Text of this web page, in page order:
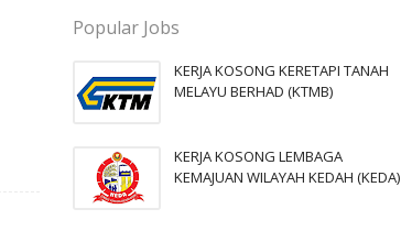
Popular Jobs
KERJA KOSONG KERETAPI TANAH
MELAYU BERHAD (KTMB)
KERJA KOSONG LEMBAGA
KEMAJUAN WILAYAH KEDAH (KEDA)